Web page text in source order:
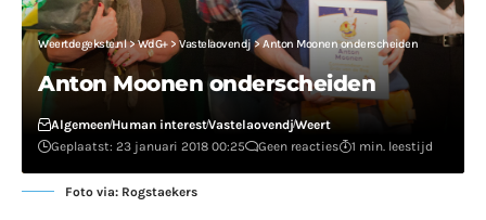
Weertdegekste.nl>WdG+>Vastelaovendj>Anton Moonen onderscheiden
Anton Moonen onderscheiden
AlgemeenHuman interestVastelaovendjWeert
Geplaatst: 23 januari 2018 00:25
Geen reacties 1 min. leestijd
Foto via: Rogstaekers